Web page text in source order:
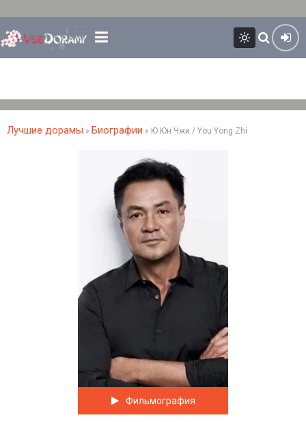
Лучшие дорамы » Биографии » Ю Юн Чжи / You Yong Zhi
Фильмография